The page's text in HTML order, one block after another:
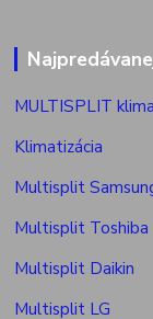
MULTISPLIT
Klimatizácia
Multisplit
Multisplit Toshiba
Multisplit Daikin
Multisplit LG